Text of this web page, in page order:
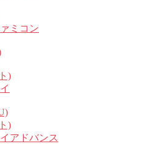
ミコン
)
)
アドバンス